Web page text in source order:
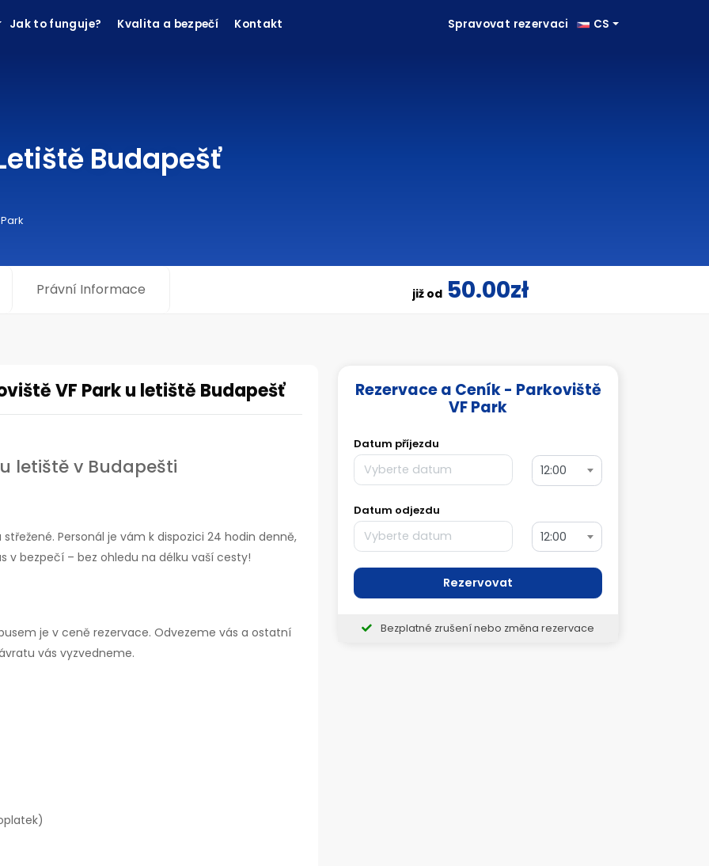
Jak to funguje? Kvalita a bezpečí Kontakt Spravovat rezervaci CS
Budapešť
Právní Informace již od 50.00zł
VF Park u letiště Budapešť
letiště v Budapešti
Personál je vám k dispozici 24 hodin denně,
v bezpečí – bez ohledu na délku vaší cesty!
je v ceně rezervace. Odvezeme vás a ostatní
vás vyzvedneme.
Rezervace a Ceník - Parkoviště
VF Park
Datum příjezdu
12:00
Datum odjezdu
12:00
Rezervovat
Bezplatné zrušení nebo změna rezervace